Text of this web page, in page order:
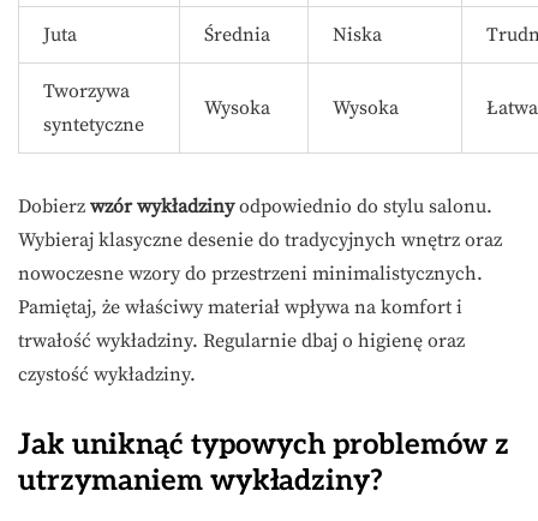
Juta Średnia Niska
Tworzywa
syntetyczne
Wysoka Wysoka Łatwa
Dobierz wzór wykładzinyodpowiednio do stylu salonu.
Wybieraj klasyczne desenie do tradycyjnych wnętrz oraz
nowoczesne wzory do przestrzeni minimalistycznych.
Pamiętaj, że właściwy materiał wpływa na komfort i
trwałość wykładziny. Regularnie dbaj o higienę oraz
czystość wykładziny.
Jak uniknąć typowych problemów z
utrzymaniem wykładziny?